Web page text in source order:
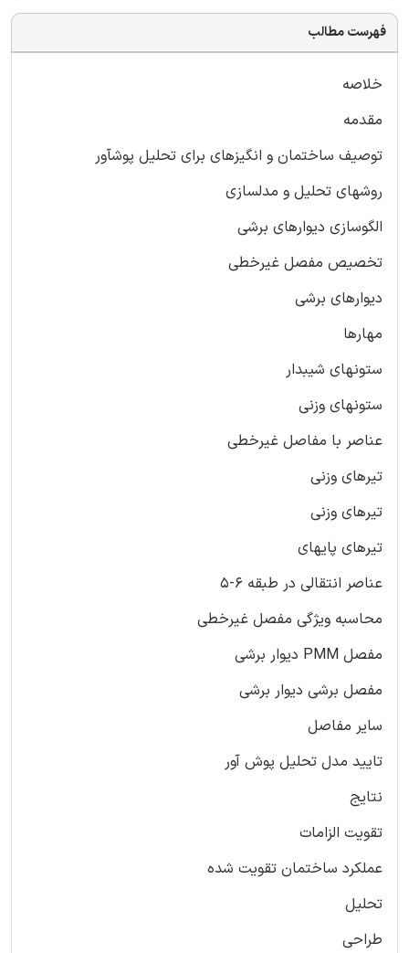
فهرست مطالب
خلاصه
مقدمه
توصیف ساختمان و انگیزهای برای تحلیل پوشآور
روشهای تحلیل و مدلسازی
الگوسازی دیوارهای برشی
تخصیص مفصل غیرخطی
دیوارهای برشی
مهارها
ستونهای شیبدار
ستونهای وزنی
عناصر با مفاصل غیرخطی
تیرهای وزنی
تیرهای وزنی
تیرهای پایهای
عناصر انتقالی در طبقه 6-5
محاسبه ویژگی مفصل غیرخطی
مفصل PMM دیوار برشی
مفصل برشی دیوار برشی
سایر مفاصل
تایید مدل تحلیل پوش آور
نتایج
تقویت الزامات
عملکرد ساختمان تقویت شده
تحلیل
طراحی